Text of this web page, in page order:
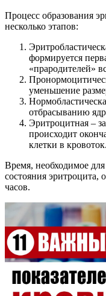
Процесс образования
несколько этапов:
формируется
«прародителей»
уменьшение
отбрасыванию
Эритроцитная –
происходит
клетки в кровоток.
Время, необходимое
состояния эритроцита,
часов.